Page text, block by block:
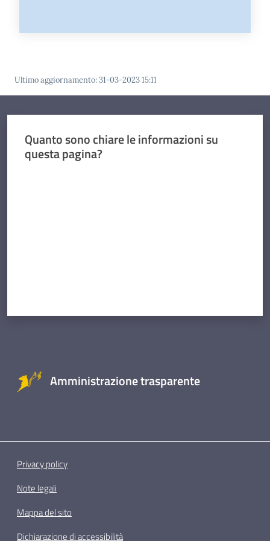
Ultimo aggiornamento:31-03-2023 15:11
Quanto sono chiare le informazioni su
questa pagina?
Amministrazione trasparente
Privacy policy
Note legali
Mappa del sito
Dichiarazione di accessibilità